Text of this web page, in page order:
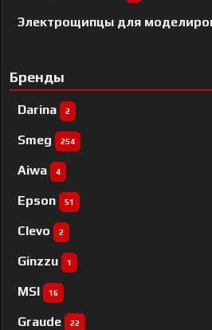
Электрощипцы для
Бренды
Darina 2
Smeg 254
Aiwa 4
Epson 51
Clevo 2
Ginzzu 1
MSI 16
Graude 22